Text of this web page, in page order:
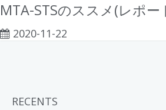
MTA-STSのススメ(レポー
2020-11-22
RECENTS